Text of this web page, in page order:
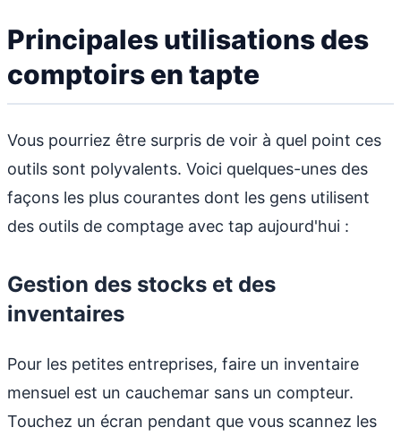
Principales utilisations des
comptoirs en tapte
Vous pourriez être surpris de voir à quel point ces
outils sont polyvalents. Voici quelques-unes des
façons les plus courantes dont les gens utilisent
des outils de comptage avec tap aujourd'hui :
Gestion des stocks et des
inventaires
Pour les petites entreprises, faire un inventaire
mensuel est un cauchemar sans un compteur.
Touchez un écran pendant que vous scannez les